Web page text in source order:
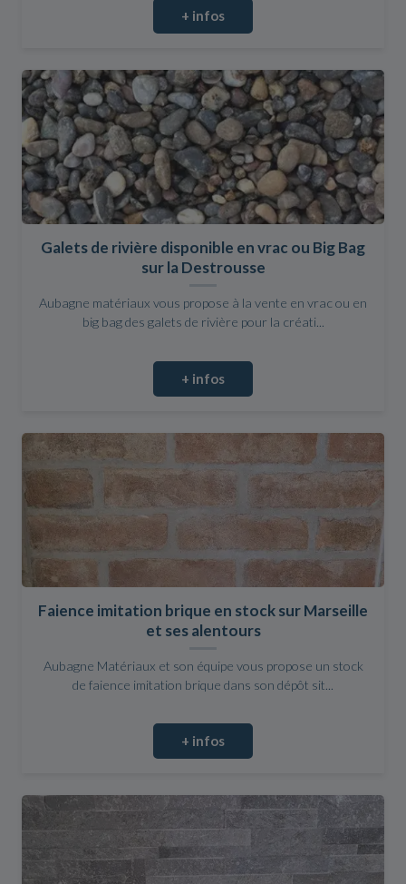
+ infos
Galets de rivière disponible en vrac ou Big Bag
sur la Destrousse
Aubagne matériaux vous propose à la vente en vrac ou en
big bag des galets de rivière pour la créati...
+ infos
Faience imitation brique en stock sur Marseille
et ses alentours
Aubagne Matériaux et son équipe vous propose un stock
de faience imitation brique dans son dépôt sit...
+ infos